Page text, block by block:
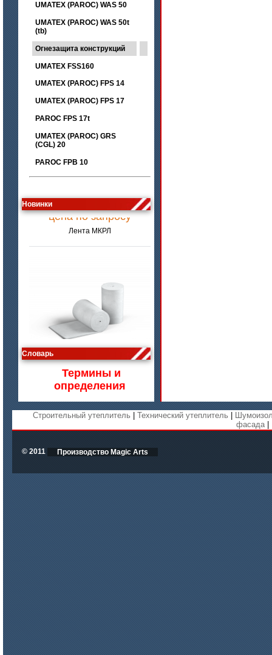
UMATEX (PAROC) WAS 50
UMATEX (PAROC) WAS 50t
(tb)
Огнезащита конструкций
UMATEX FSS160
UMATEX (PAROC) FPS 14
UMATEX (PAROC) FPS 17
PAROC FPS 17t
UMATEX (PAROC) GRS
(CGL) 20
PAROC FPB 10
Новинкицена по запросу
Лента МКРЛ
цена по запросу
Изделия МКРВ-200, МКРВХ-250
цена по запросу
Бумага огнеупорная керамическая
цена по запросу
Модули Ceraterm Block
Словарь
Термины и
определения
Строительный утеплитель Технический утеплитель
фасада|
© 2011 Производство Magic Arts